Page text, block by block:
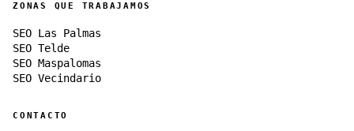
ZONAS QUE TRABAJAMOS
SEO Las Palmas
SEO Telde
SEO Maspalomas
SEO Vecindario
CONTACTO